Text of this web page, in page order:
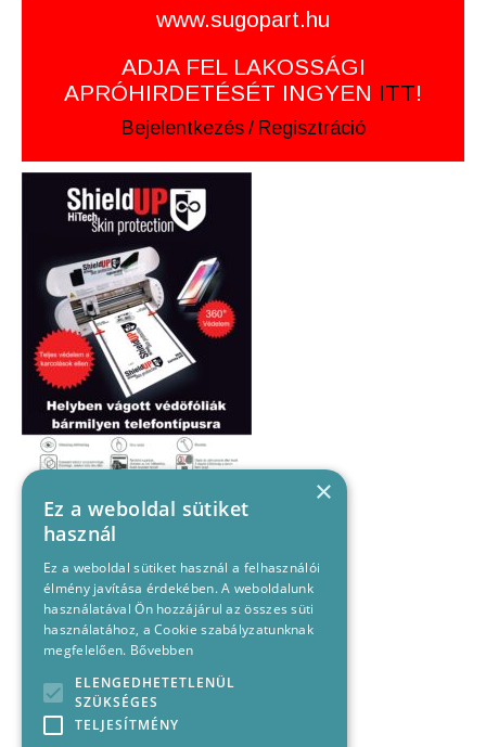
www.sugopart.hu
ADJA FEL LAKOSSÁGI
APRÓHIRDETÉSÉT INGYEN ITT!
Bejelentkezés / Regisztráció
×
Ez a weboldal sütiket
használ
Ez a weboldal sütiket használ a felhasználói
élmény javítása érdekében. A weboldalunk
használatával Ön hozzájárul az összes süti
használatához, a Cookie szabályzatunknak
megfelelően. Bővebben
ELENGEDHETETLENÜL
SZÜKSÉGES
TELJESÍTMÉNY